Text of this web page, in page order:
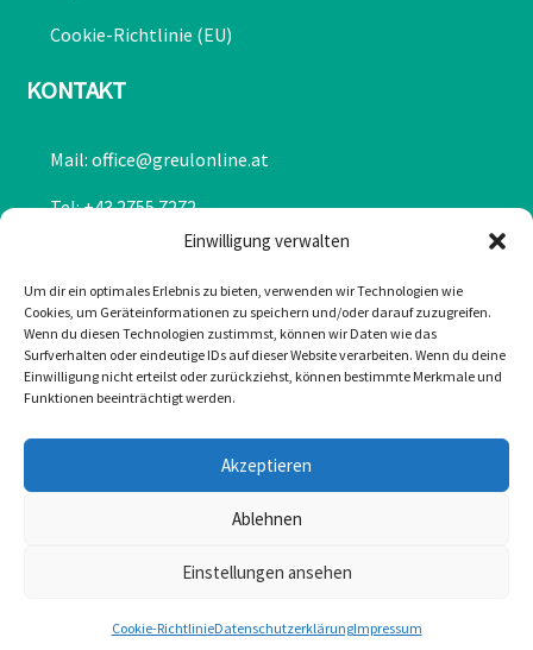
Einwilligung verwalten
Um dir ein optimales Erlebnis zu bieten, verwenden wir Technologien wie
Cookies, um Geräteinformationen zu speichern und/oder darauf zuzugreifen.
Wenn du diesen Technologien zustimmst, können wir Daten wie das
Surfverhalten oder eindeutige IDs auf dieser Website verarbeiten. Wenn du deine
Einwilligung nicht erteilst oder zurückziehst, können bestimmte Merkmale und
Funktionen beeinträchtigt werden.
Akzeptieren
Ablehnen
Einstellungen ansehen
Cookie-RichtlinieDatenschutzerklärungImpressum
Cookie-Richtlinie (EU)
KONTAKT
Mail: office@greulonline.at
Tel: +43 2755 7272
Texing 20, 3242 Texing
Greul auf Facebook